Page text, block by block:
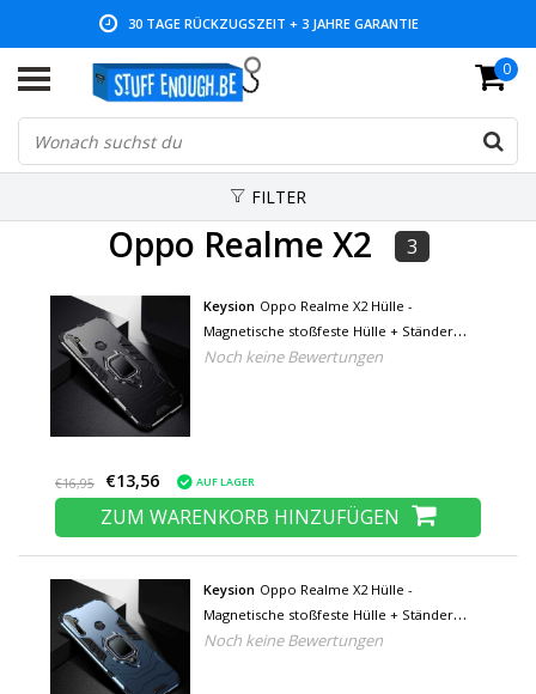
30 TAGE RÜCKZUGSZEIT + 3 JAHRE GARANTIE
NIEDRIGE PREISE UND GROSSE AUSWAHL 0
FILTER
Oppo Realme X2 3
Keysion Oppo Realme X2 Hülle -
Magnetische stoßfeste Hülle + Ständer
Schwarz
Noch keine Bewertungen
€16,95 €13,56 AUF LAGER
ZUM WARENKORB HINZUFÜGEN
Keysion Oppo Realme X2 Hülle -
Magnetische stoßfeste Hülle + Ständer
Blau
Noch keine Bewertungen